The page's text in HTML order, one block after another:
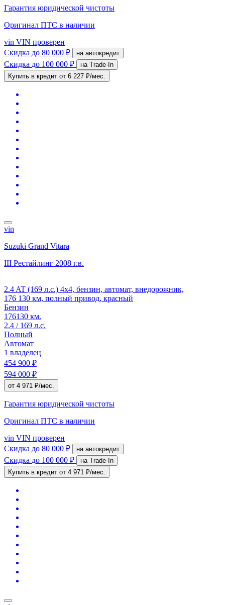
Гарантия юридической чистоты
Оригинал ПТС в наличии
vin VIN проверен
Скидка до 80 000 ₽ на автокредит
Скидка до 100 000 ₽
на Trade-In
Купить в кредит от 6 227 ₽/мес.
vin
Suzuki Grand Vitara
III Рестайлинг 2008 г.в.
2.4 AT (169 л.с.) 4x4, бензин, автомат, внедорожник,
176 130 км, полный привод, красный
Бензин
176130 км.
2.4 / 169 л.с.
Полный
Автомат
1 владелец
454 900 ₽
594 000 ₽
от 4 971 ₽/мес.
Гарантия юридической чистоты
Оригинал ПТС в наличии
vin VIN проверен
Скидка до 80 000 ₽ на автокредит
Скидка до 100 000 ₽
на Trade-In
Купить в кредит от 4 971 ₽/мес.